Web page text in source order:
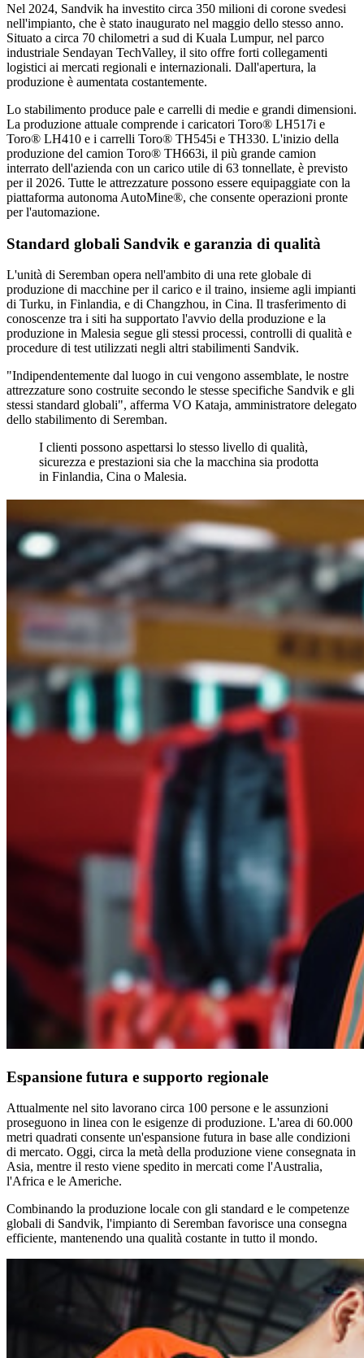
Nel 2024, Sandvik ha investito circa 350 milioni di corone svedesi
nell'impianto, che è stato inaugurato nel maggio dello stesso anno.
Situato a circa 70 chilometri a sud di Kuala Lumpur, nel parco
industriale Sendayan TechValley, il sito offre forti collegamenti
logistici ai mercati regionali e internazionali. Dall'apertura, la
produzione è aumentata costantemente.
Lo stabilimento produce pale e carrelli di medie e grandi dimensioni.
La produzione attuale comprende i caricatori Toro® LH517i e
Toro® LH410 e i carrelli Toro® TH545i e TH330. L'inizio della
produzione del camion Toro® TH663i, il più grande camion
interrato dell'azienda con un carico utile di 63 tonnellate, è previsto
per il 2026. Tutte le attrezzature possono essere equipaggiate con la
piattaforma autonoma AutoMine®, che consente operazioni pronte
per l'automazione.
Standard globali Sandvik e garanzia di qualità
L'unità di Seremban opera nell'ambito di una rete globale di
produzione di macchine per il carico e il traino, insieme agli impianti
di Turku, in Finlandia, e di Changzhou, in Cina. Il trasferimento di
conoscenze tra i siti ha supportato l'avvio della produzione e la
produzione in Malesia segue gli stessi processi, controlli di qualità e
procedure di test utilizzati negli altri stabilimenti Sandvik.
"Indipendentemente dal luogo in cui vengono assemblate, le nostre
attrezzature sono costruite secondo le stesse specifiche Sandvik e gli
stessi standard globali", afferma VO Kataja, amministratore delegato
dello stabilimento di Seremban.
I clienti possono aspettarsi lo stesso livello di qualità,
sicurezza e prestazioni sia che la macchina sia prodotta
in Finlandia, Cina o Malesia.
Espansione futura e supporto regionale
Attualmente nel sito lavorano circa 100 persone e le assunzioni
proseguono in linea con le esigenze di produzione. L'area di 60.000
metri quadrati consente un'espansione futura in base alle condizioni
di mercato. Oggi, circa la metà della produzione viene consegnata in
Asia, mentre il resto viene spedito in mercati come l'Australia,
l'Africa e le Americhe.
Combinando la produzione locale con gli standard e le competenze
globali di Sandvik, l'impianto di Seremban favorisce una consegna
efficiente, mantenendo una qualità costante in tutto il mondo.